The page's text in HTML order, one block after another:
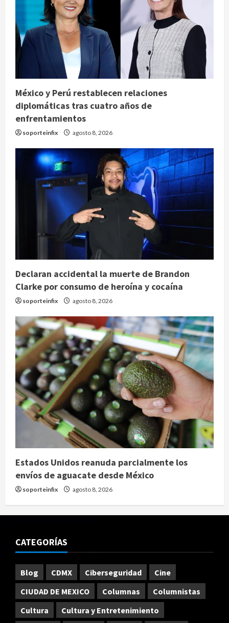
México y Perú restablecen relaciones
diplomáticas tras cuatro años de
enfrentamientos
soporteinfix agosto 8, 2026
Declaran accidental la muerte de Brandon
Clarke por consumo de heroína y cocaína
soporteinfix agosto 8, 2026
Estados Unidos reanuda parcialmente los
envíos de aguacate desde México
soporteinfix agosto 8, 2026
CATEGORÍAS
Blog CDMX Ciberseguridad
Cine
CIUDAD DE MEXICO
Columnas
Columnistas
Cultura
Cultura y Entretenimiento